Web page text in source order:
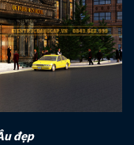
đẹp